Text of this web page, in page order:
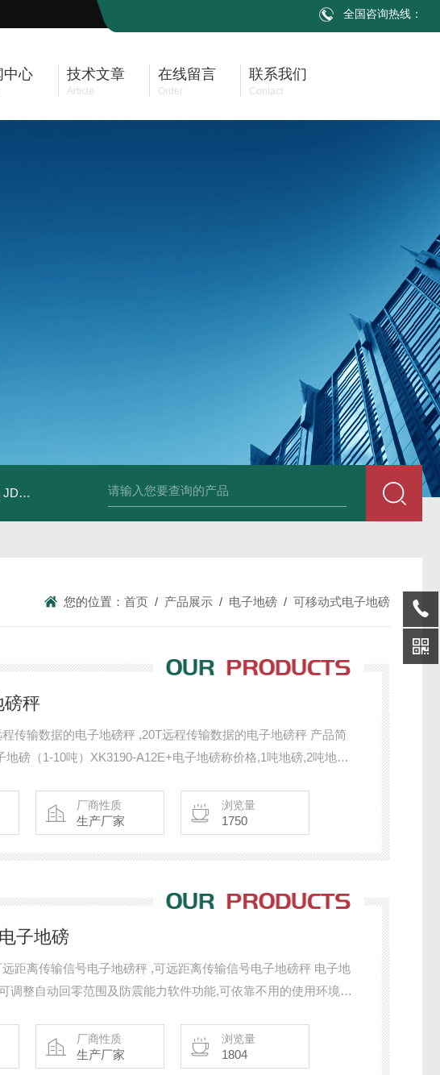
全国咨询热线：
中心 技术文章
Article
在线留言
Order
联系我们
Contact
JDT-GT-A8E儿童玩具包装合规检测秤漏装配件报警滚筒称 JDT-WN-Q20S食品
您的位置： 首页 / 产品展示 / 电子地磅 / 可移动式电子地磅
磅秤
传输数据的电子地磅秤 ,20T远程传输数据的电子地磅秤 产品简
地磅（1-10吨）XK3190-A12E+电子地磅称价格,1吨地磅,2吨地磅
厂商性质
生产厂家
浏览量
1750
子地磅
距离传输信号电子地磅秤 ,可远距离传输信号电子地磅秤 电子地
调整自动回零范围及防震能力软件功能,可依靠不用的使用环境来
型等化器,使称重数据信号传送更稳定安全
厂商性质
生产厂家
浏览量
1804